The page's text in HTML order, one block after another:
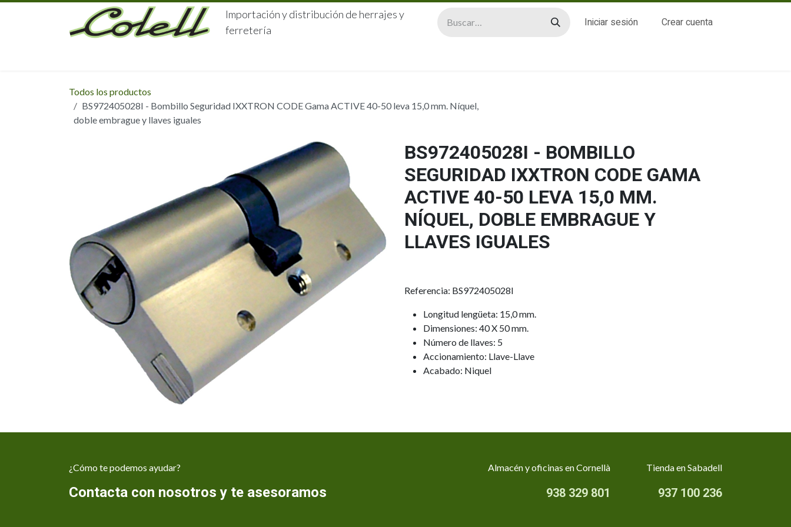
Ir al contenido
Importación y distribución de herrajes y
ferretería
Iniciar sesión Crear cuenta
Todos los productos
BS972405028I - Bombillo Seguridad IXXTRON CODE Gama ACTIVE 40-50 leva 15,0 mm. Níquel,
doble embrague y llaves iguales
BS972405028I - BOMBILLO
SEGURIDAD IXXTRON CODE GAMA
ACTIVE 40-50 LEVA 15,0 MM.
NÍQUEL, DOBLE EMBRAGUE Y
LLAVES IGUALES
Referencia: BS972405028I
Longitud lengüeta: 15,0 mm.
Dimensiones: 40 X 50 mm.
Número de llaves: 5
Accionamiento: Llave-Llave
Acabado: Niquel
¿Cómo te podemos ayudar?
Contacta con nosotros y te asesoramos
Almacén y oficinas en Cornellà
938 329 801
Tienda en Sabadell
937 100 236